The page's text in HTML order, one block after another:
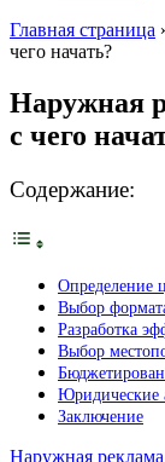
Главная страница
чего начать?
Наружная
с чего
Содержание:
Определение
Выбор
Разработка
Выбор
Юридические
Заключение
Наружная реклама